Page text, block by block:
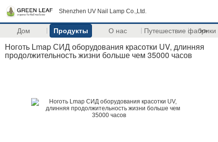
Shenzhen UV Nail Lamp Co.,Ltd.
Дом Продукты О нас Путешествие фабрики
>>
Ноготь Lmap СИД оборудования красотки UV, длинняя
продолжительность жизни больше чем 35000 часов